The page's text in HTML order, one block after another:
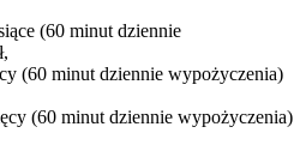
(60 minut dziennie
(60 minut dziennie wypożyczenia)
(60 minut dziennie wypożyczenia)